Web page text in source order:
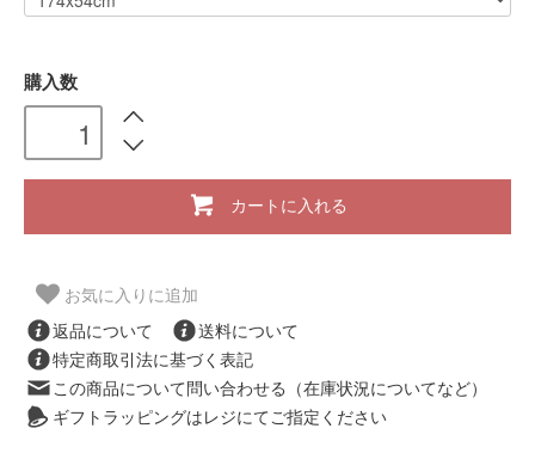
購入数
カートに入れる
お気に入りに追加
返品について
送料について
特定商取引法に基づく表記
この商品について問い合わせる（在庫状況についてなど）
ギフトラッピングはレジにてご指定ください